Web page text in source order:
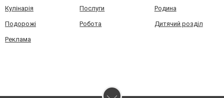
Кулінарія Послуги Родина
Подорожі Робота Дитячий розділ
Реклама